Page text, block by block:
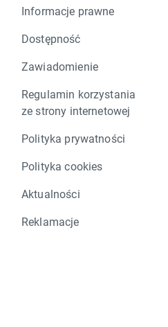
Informacje prawne
Dostępność
Zawiadomienie
Regulamin korzystania
ze strony internetowej
Polityka prywatności
Polityka cookies
Aktualności
Reklamacje